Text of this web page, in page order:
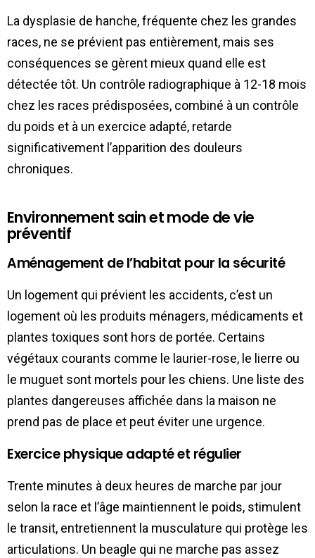
La dysplasie de hanche, fréquente chez les grandes
races, ne se prévient pas entièrement, mais ses
conséquences se gèrent mieux quand elle est
détectée tôt. Un contrôle radiographique à 12-18 mois
chez les races prédisposées, combiné à un contrôle
du poids et à un exercice adapté, retarde
significativement l’apparition des douleurs
chroniques.
Environnement sain et mode de vie
préventif
Aménagement de l’habitat pour la sécurité
Un logement qui prévient les accidents, c’est un
logement où les produits ménagers, médicaments et
plantes toxiques sont hors de portée. Certains
végétaux courants comme le laurier-rose, le lierre ou
le muguet sont mortels pour les chiens. Une liste des
plantes dangereuses affichée dans la maison ne
prend pas de place et peut éviter une urgence.
Exercice physique adapté et régulier
Trente minutes à deux heures de marche par jour
selon la race et l’âge maintiennent le poids, stimulent
le transit, entretiennent la musculature qui protège les
articulations. Un beagle qui ne marche pas assez